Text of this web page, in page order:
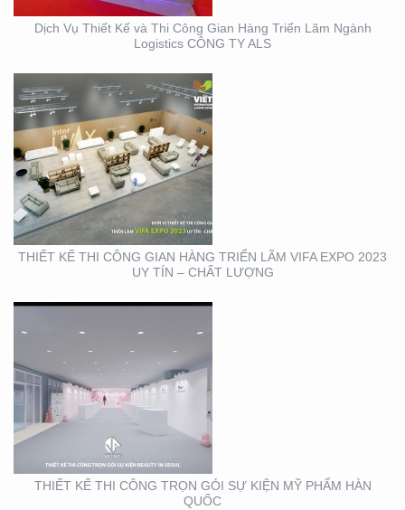
Dịch Vụ Thiết Kế và Thi Công Gian Hàng Triển Lãm Ngành
Logistics CÔNG TY ALS
THIẾT KẾ THI CÔNG GIAN HÀNG TRIỂN LÃM VIFA EXPO 2023
UY TÍN – CHẤT LƯỢNG
THIẾT KẾ THI CÔNG
TRỌN GÓI SỰ KIỆN MỸ
PHẨM HÀN QUỐC
THIẾT KẾ THI CÔNG TRỌN GÓI SỰ KIỆN MỸ PHẨM HÀN
QUỐC
THIẾT KẾ THI CÔNG
BẢNG HIỆU CỬA HÀNG
CP FRESHMART